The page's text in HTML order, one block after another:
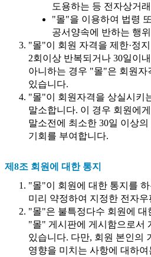
도용하는 등 전자상거
"몰"을 이용하여 법령
공서양속에 반하는 행
"몰"이 회원 자격을 제한·정
2회이상 반복되거나 30일이
아니하는 경우 "몰"은 회원자
있습니다.
"몰"이 회원자격을 상실시키
말소합니다. 이 경우 회원에
말소전에 최소한 30일 이상
기회를 부여합니다.
제8조 회원에 대한 통지
"몰"이 회원에 대한 통지를
미리 약정하여 지정한 전자
"몰"은 불특정다수 회원에 대
"몰" 게시판에 게시함으로서
있습니다. 다만, 회원 본인의
영향을 미치는 사항에 대하